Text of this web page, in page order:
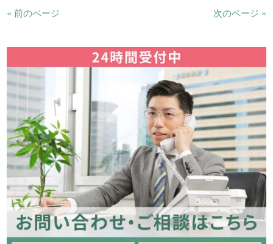
« 前のページ 次のページ »